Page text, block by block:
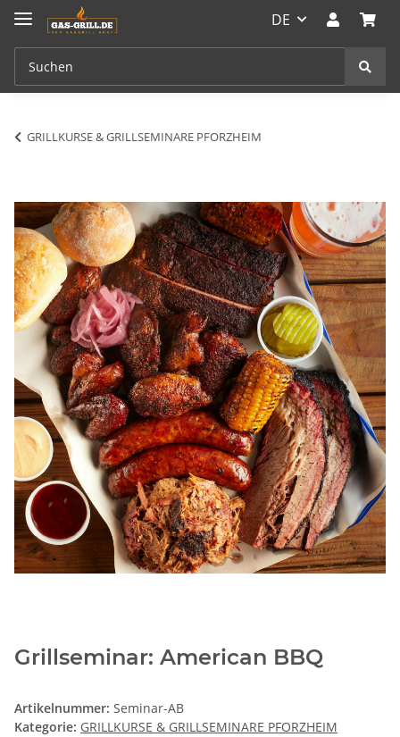
DE
GRILLKURSE & GRILLSEMINARE PFORZHEIM
Grillseminar: American BBQ
Artikelnummer: Seminar-AB
Kategorie: GRILLKURSE & GRILLSEMINARE PFORZHEIM